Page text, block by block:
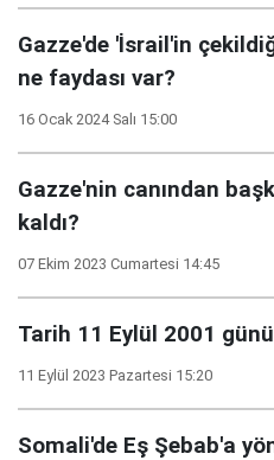
Gazze'de 'İsrail'in
ne faydası var?
16 Ocak 2024 Salı 15:00
Gazze'nin canından
kaldı?
07 Ekim 2023 Cumartesi 14:45
Tarih 11 Eylül 2001
11 Eylül 2023 Pazartesi 15:20
Somali'de Eş Şebab'a